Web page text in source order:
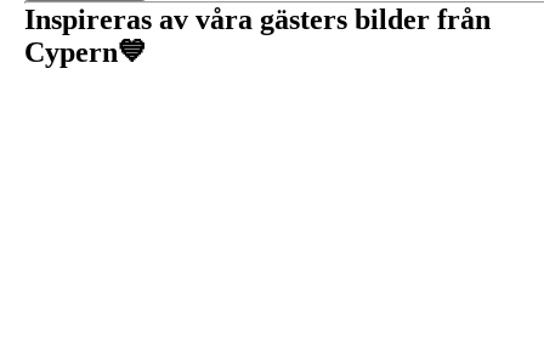
Inspireras av våra gästers bilder från
Cypern💙